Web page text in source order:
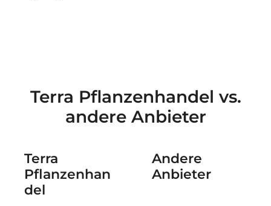
Terra Pflanzenhandel vs.
andere Anbieter
Terra
Pflanzenhan
del
Andere
Anbieter